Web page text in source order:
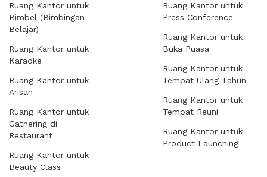
Ruang Kantor untuk
Bimbel (Bimbingan
Belajar)
Ruang Kantor untuk
Karaoke
Ruang Kantor untuk
Arisan
Ruang Kantor untuk
Gathering di
Restaurant
Ruang Kantor untuk
Beauty Class
Ruang Kantor untuk
Press Conference
Ruang Kantor untuk
Buka Puasa
Ruang Kantor untuk
Tempat Ulang Tahun
Ruang Kantor untuk
Tempat Reuni
Ruang Kantor untuk
Product Launching